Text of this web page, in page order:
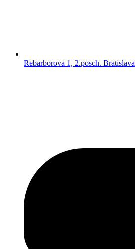
Rebarborova 1, 2.posch. Bratislava